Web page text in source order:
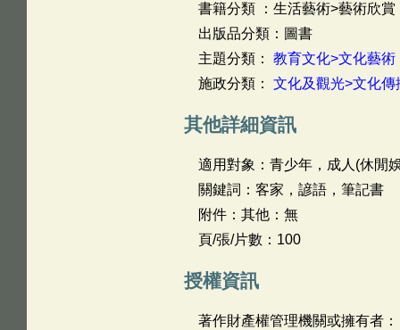
書籍分類 ：生活藝術>藝術欣
出版品分類：圖書
主題分類： 教育文化>文化藝術
施政分類： 文化及觀光>文化傳
其他詳細資訊
適用對象：青少年，成人(休閒
關鍵詞：客家，諺語，筆記書
附件：其他：無
頁/張/片數：100
授權資訊
著作財產權管理機關或擁有者：